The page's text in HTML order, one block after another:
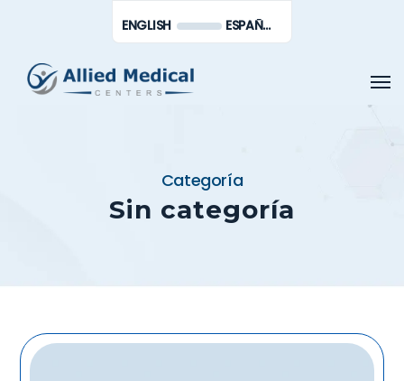
contenido
principal
Categoría
Sin categoría
ENGLISH ESPAÑOL DE MÉXICO